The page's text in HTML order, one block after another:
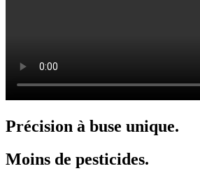
Précision à buse unique.
Moins de pesticides.